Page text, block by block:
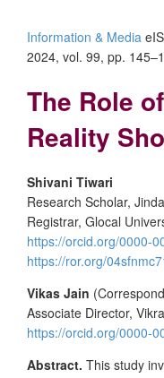
Information & Media
2024, vol. 99, pp.
The Role
Reality
Shivani Tiwari
Research Scholar,
Registrar, Glocal
https://orcid.org/0000-
https://ror.org/
Vikas Jain
Associate Director,
https://orcid.org/0000-
Abstract. This study